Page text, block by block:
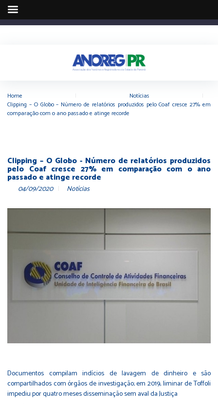
Home Notícias
Clipping – O Globo – Número de relatórios produzidos pelo Coaf cresce 27% em
comparação com o ano passado e atinge recorde
Clipping – O Globo - Número de relatórios produzidos
pelo Coaf cresce 27% em comparação com o ano
passado e atinge recorde
04/09/2020 Notícias
Documentos compilam indícios de lavagem de dinheiro e são
compartilhados com órgãos de investigação; em 2019, liminar de Toffoli
impediu por quatro meses disseminação sem aval da Justiça